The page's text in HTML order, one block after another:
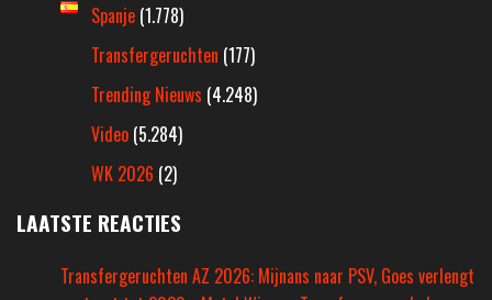
Spanje (1.778)
Transfergeruchten (177)
Trending Nieuws (4.248)
Video (5.284)
WK 2026 (2)
LAATSTE REACTIES
Transfergeruchten AZ 2026: Mijnans naar PSV, Goes verlengt